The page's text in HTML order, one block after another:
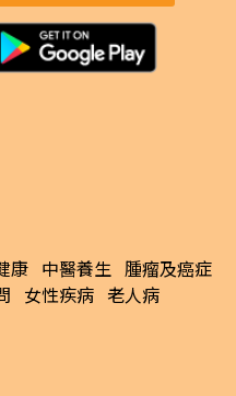
康 中醫養生 腫瘤及癌症
女性疾病 老人病